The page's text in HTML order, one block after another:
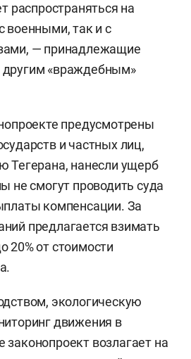
распространяться на
военными, так и с
— принадлежащие
«враждебным»
предусмотрены
и частных лиц,
Тегерана, нанесли ущерб
не смогут проводить суда
компенсации. За
предлагается взимать
20% от стоимости
экологическую
движения в
законопроект возлагает на